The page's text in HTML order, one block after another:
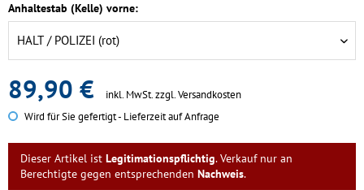
Anhaltestab (Kelle) vorne:
89,90 € inkl. MwSt.zzgl. Versandkosten
Wird für Sie gefertigt - Lieferzeit auf Anfrage
Dieser Artikel ist Legitimationspflichtig. Verkauf nur an
Berechtigte gegen entsprechenden Nachweis.